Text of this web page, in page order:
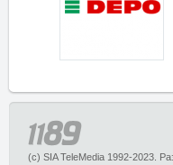
(c) SIA TeleMedia 1992-2023.